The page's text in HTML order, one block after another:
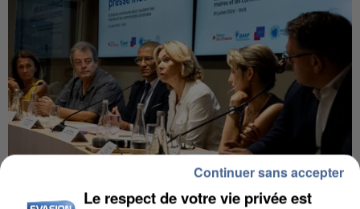
Le respect de votre vie privée est
Continuer sans accepter